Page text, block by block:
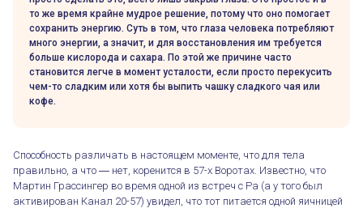
то же время крайне мудрое решение, потому что оно помогает
сохранить энергию. Суть в том, что глаза человека потребляют
много энергии, а значит, и для восстановления им требуется
больше кислорода и сахара. По этой же причине часто
становится легче в момент усталости, если просто перекусить
чем-то сладким или хотя бы выпить чашку сладкого чая или
кофе.
Способность различать в настоящем моменте, что для тела
правильно, а что ― нет, коренится в 57-х Воротах. Известно, что
Мартин Грассингер во время одной из встреч с Ра (а у того был
активирован Канал 20-57) увидел, что тот питается одной яичницей